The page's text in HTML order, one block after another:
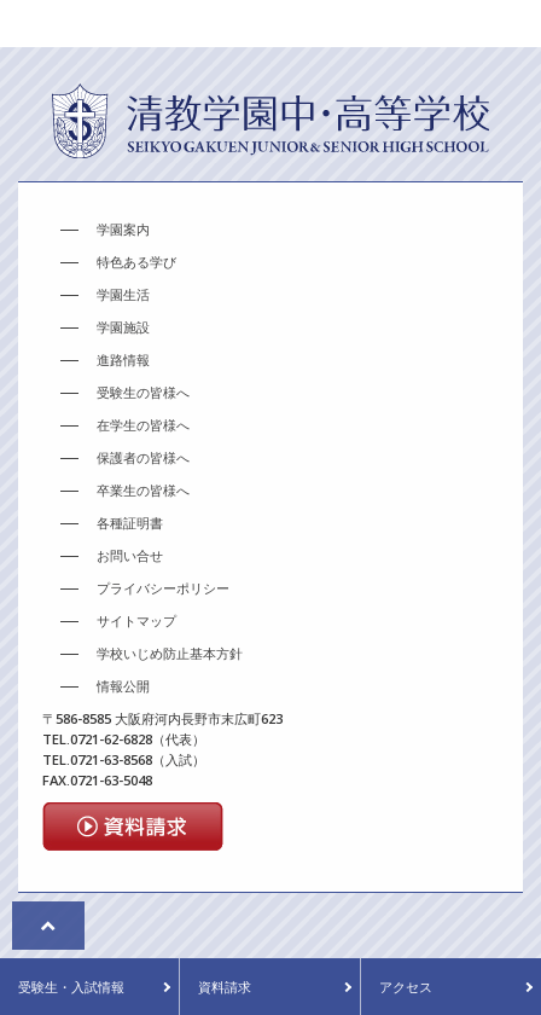
〒586-8585 大阪府河内長野市末広町623
TEL.0721-62-6828（代表）
TEL.0721-63-8568（入試）
FAX.0721-63-5048
学園案内
特色ある学び
学園生活
学園施設
進路情報
受験生の皆様へ
在学生の皆様へ
保護者の皆様へ
卒業生の皆様へ
各種証明書
お問い合せ
プライバシーポリシー
サイトマップ
学校いじめ防止基本方針
情報公開
© Seikyo Gakuen. All rights reserved.
当ウェブページに掲載している情報については、本校の許可なく、これを複製・改変する
受験生 ・入試情報 資料請求 アクセス